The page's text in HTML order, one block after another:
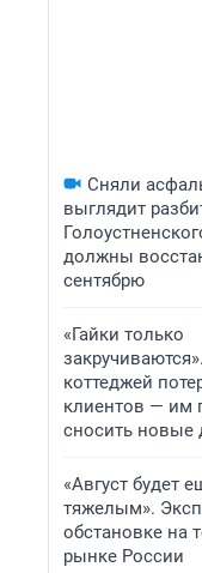
Сняли
выглядит
должны
сентябрю
«Гайки только
коттеджей
клиентов — им
сносить новые
«Август будет
тяжелым».
обстановке на
рынке России